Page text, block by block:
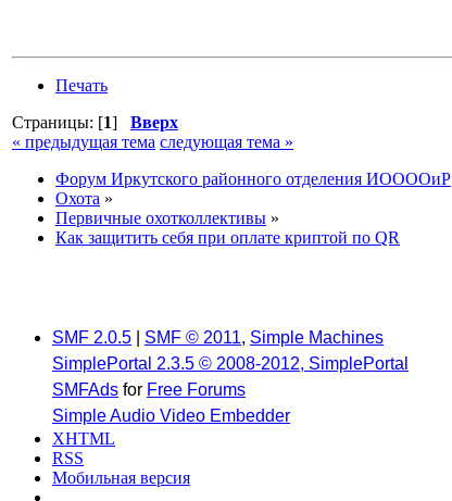
Печать
Страницы: [1] Вверх
« предыдущая тема следующая тема »
Форум Иркутского районного отделения ИООООиР
Охота »
Первичные охотколлективы »
Как защитить себя при оплате криптой по QR
SMF 2.0.5 SMF © 2011, Simple Machines
SimplePortal 2.3.5 © 2008-2012, SimplePortal
SMFAds for Free Forums
Simple Audio Video Embedder
XHTML
RSS
Мобильная версия